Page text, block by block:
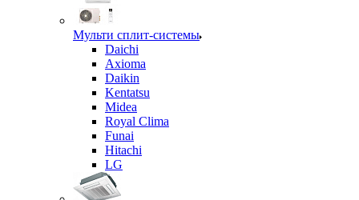
Мульти сплит-системы
Daichi
Axioma
Daikin
Kentatsu
Midea
Royal Clima
Funai
Hitachi
LG